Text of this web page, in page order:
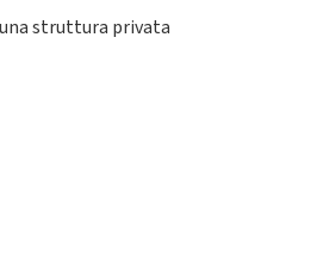
struttura privata